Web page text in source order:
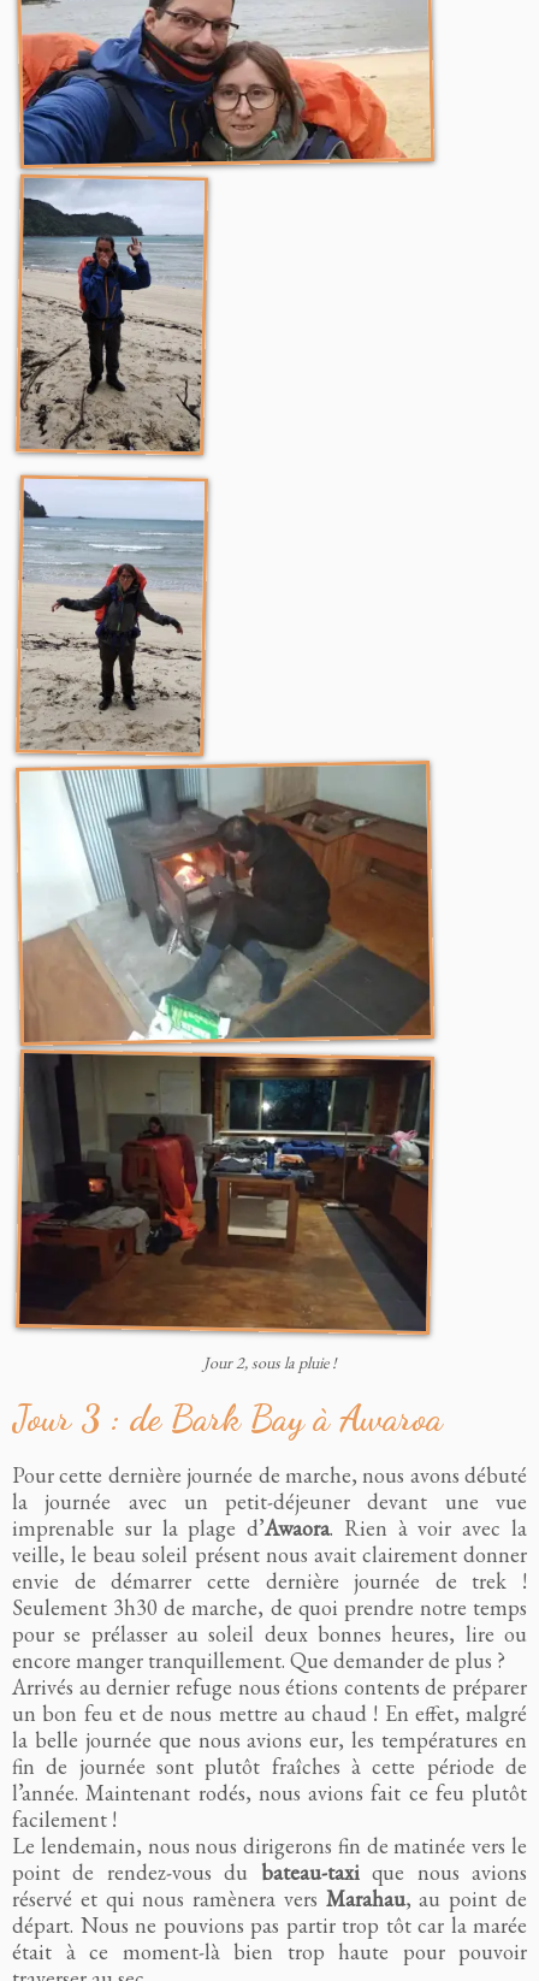
Jour 2, sous la pluie !
Jour 3 : de Bark Bay à Awaroa
Pour cette dernière journée de marche, nous avons débuté
la journée avec un petit-déjeuner devant une vue
imprenable sur la plage d’Awaora. Rien à voir avec la
veille, le beau soleil présent nous avait clairement donner
envie de démarrer cette dernière journée de trek !
Seulement 3h30 de marche, de quoi prendre notre temps
pour se prélasser au soleil deux bonnes heures, lire ou
encore manger tranquillement. Que demander de plus ?
Arrivés au dernier refuge nous étions contents de préparer
un bon feu et de nous mettre au chaud ! En effet, malgré
la belle journée que nous avions eur, les températures en
fin de journée sont plutôt fraîches à cette période de
l’année. Maintenant rodés, nous avions fait ce feu plutôt
facilement !
Le lendemain, nous nous dirigerons fin de matinée vers le
point de rendez-vous du bateau-taxique nous avions
réservé et qui nous ramènera vers Marahau, au point de
départ. Nous ne pouvions pas partir trop tôt car la marée
était à ce moment-là bien trop haute pour pouvoir